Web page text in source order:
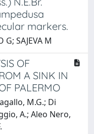
markers.
G; SAJEVA M
OF
A SINK IN
PALERMO
M.G.; Di
A.; Aleo Nero,